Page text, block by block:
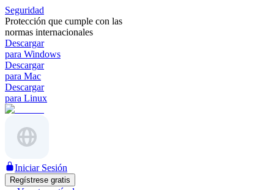
Seguridad
Protección que cumple con las
normas internacionales
Descargar
para Windows
Descargar
para Mac
Descargar
para Linux
Iniciar Sesión
Regístrese gratis